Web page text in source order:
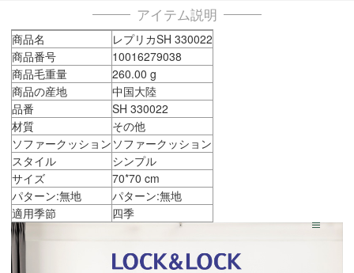
アイテム説明
商品名
レプリカSH 330022
商品番号
10016279038
商品毛重量
260.00 g
商品の産地
中国大陸
品番
SH 330022
材質
その他
ソファークッション ソファークッション
スタイル
シンプル
サイズ
70*70 cm
パターン:無地
パターン:無地
適用季節
四季